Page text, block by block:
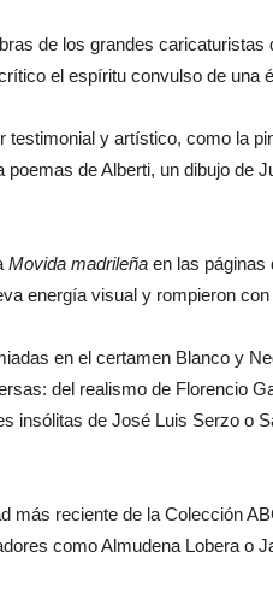
de los grandes
el espíritu convulso de una
testimonial y artístico, como la
de Alberti, un dibujo de
Movida madrileña en las páginas
energía visual y rompieron
en el certamen Blanco y
del realismo de Florencio
insólitas de José Luis Serzo o
más reciente de la Colección
como Almudena Lobera o